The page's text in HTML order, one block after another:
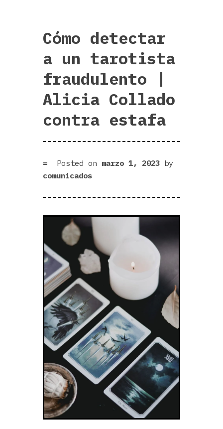
Cómo detectar
a un tarotista
fraudulento |
Alicia Collado
contra estafa
Posted on marzo 1, 2023 by
comunicados